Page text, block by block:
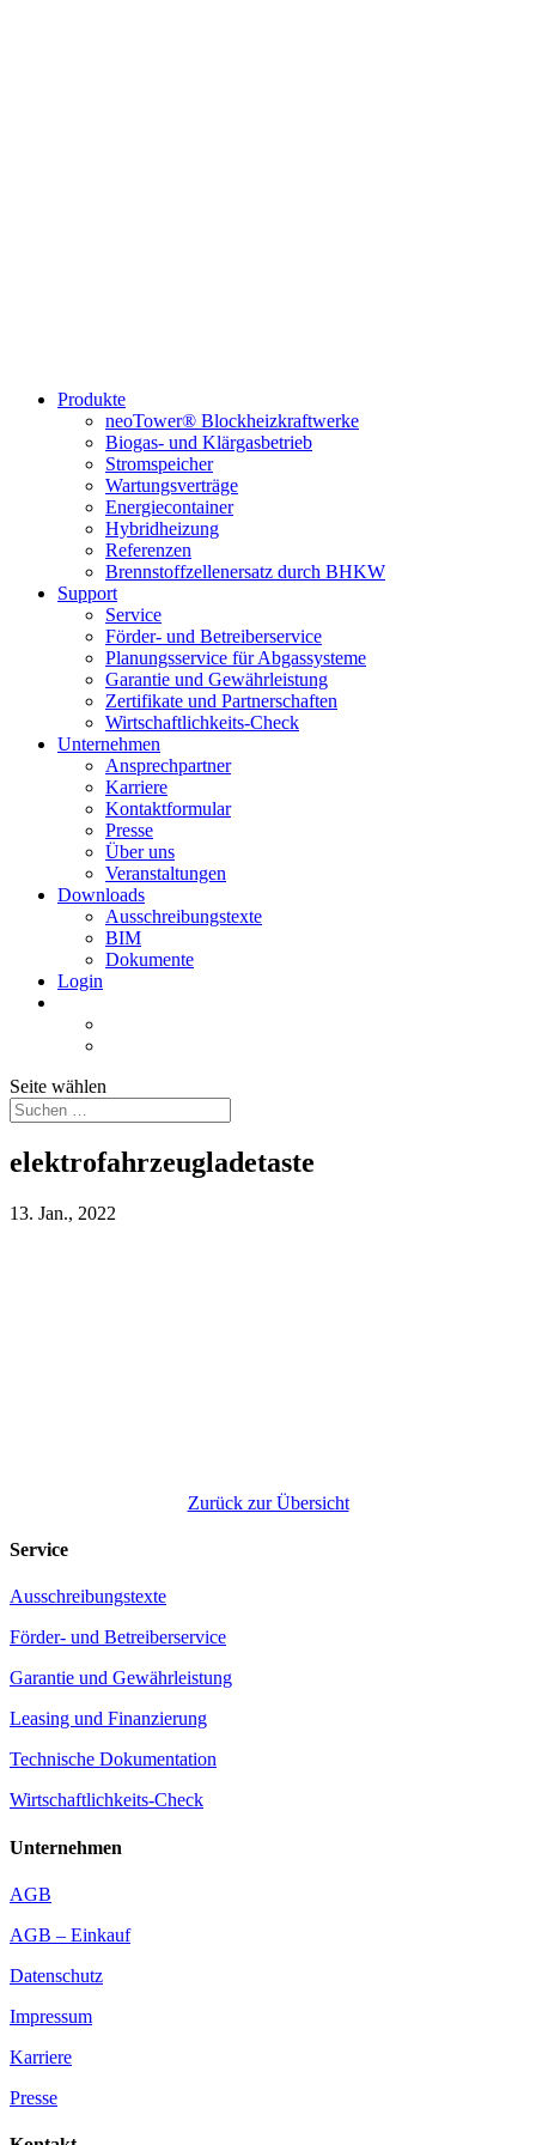
Produkte
neoTower® Blockheizkraftwerke
Biogas- und Klärgasbetrieb
Stromspeicher
Wartungsverträge
Energiecontainer
Hybridheizung
Referenzen
Brennstoffzellenersatz durch BHKW
Support
Service
Förder- und Betreiberservice
Planungsservice für Abgassysteme
Garantie und Gewährleistung
Zertifikate und Partnerschaften
Wirtschaftlichkeits-Check
Unternehmen
Ansprechpartner
Karriere
Kontaktformular
Presse
Über uns
Veranstaltungen
Downloads
Ausschreibungstexte
BIM
Dokumente
Login
Seite wählen
elektrofahrzeugladetaste
13. Jan., 2022
Zurück zur Übersicht
Service
Ausschreibungstexte
Förder- und Betreiberservice
Garantie und Gewährleistung
Leasing und Finanzierung
Technische Dokumentation
Wirtschaftlichkeits-Check
Unternehmen
AGB
AGB – Einkauf
Datenschutz
Impressum
Karriere
Presse